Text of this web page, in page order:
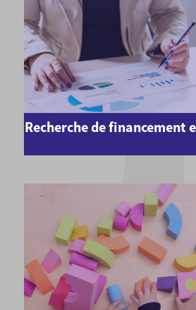
Recherche de financement